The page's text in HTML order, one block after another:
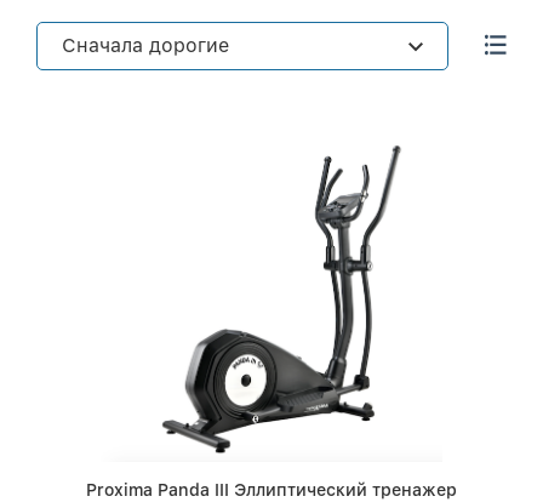
Сначала дорогие
Proxima Panda III Эллиптический тренажер